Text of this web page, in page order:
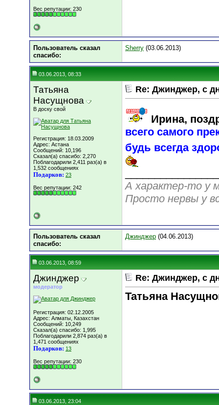
Вес репутации: 230
Пользователь сказал
cпасибо:
Sherry (03.06.2013)
03.06.2013, 08:33
Татьяна
Насущнова
В доску свой
Регистрация: 18.03.2009
Адрес: Астана
Сообщений: 10,196
Сказал(а) спасибо: 2,270
Поблагодарили 2,411 раз(а) в
1,532 сообщениях
Подарков: 23
Вес репутации: 242
Re: Джинджер, с
Ирина,
всего самого
будь всегда
А характер-то у
Просто нервы у
Пользователь сказал
cпасибо:
Джинджер (04.06.2013)
03.06.2013, 08:59
Джинджер
модератор
Регистрация: 02.12.2005
Адрес: Алматы, Казахстан
Сообщений: 10,249
Сказал(а) спасибо: 1,995
Поблагодарили 2,874 раз(а) в
1,471 сообщениях
Подарков: 13
Вес репутации: 230
Re: Джинджер, с
Татьяна
03.06.2013, 23:04